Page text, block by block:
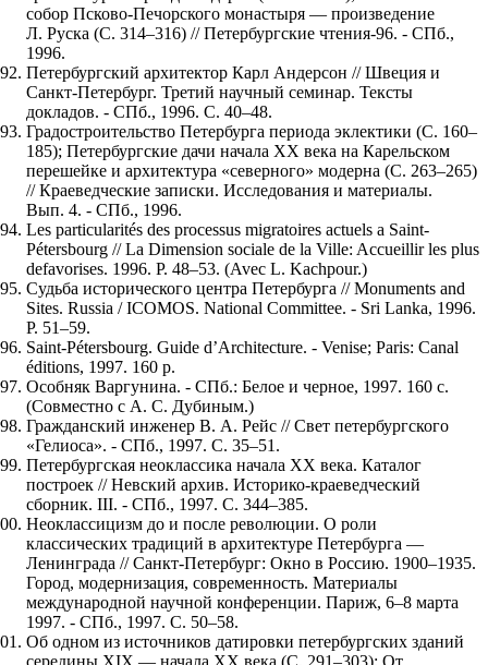
собор Псково-Печорского монастыря — произведение
Л. Руска (С. 314–316) // Петербургские чтения-96. - СПб.,
1996.
Петербургский архитектор Карл Андерсон // Швеция и
Санкт-Петербург. Третий научный семинар. Тексты
докладов. - СПб., 1996. С. 40–48.
Градостроительство Петербурга периода эклектики (С. 160–
185); Петербургские дачи начала XX века на Карельском
перешейке и архитектура «северного» модерна (С. 263–265)
// Краеведческие записки. Исследования и материалы.
Вып. 4. - СПб., 1996.
Les particularités des processus migratoires actuels а Saint-
Pétersbourg // La Dimension sociale de la Ville: Accueillir les plus
defavorises. 1996. P. 48–53. (Avec L. Kachpour.)
Судьба исторического центра Петербурга // Monuments and
Sites. Russia / ICOMOS. National Committee. - Sri Lanka, 1996.
P. 51–59.
Saint-Pétersbourg. Guide d’Architecture. - Venise; Paris: Canal
éditions, 1997. 160 p.
Особняк Варгунина. - СПб.: Белое и черное, 1997. 160 с.
(Совместно с А. С. Дубиным.)
Гражданский инженер В. А. Рейс // Свет петербургского
«Гелиоса». - СПб., 1997. С. 35–51.
Петербургская неоклассика начала XX века. Каталог
построек // Невский архив. Историко-краеведческий
сборник. III. - СПб., 1997. С. 344–385.
Неоклассицизм до и после революции. О роли
классических традиций в архитектуре Петербурга —
Ленинграда // Санкт-Петербург: Окно в Россию. 1900–1935.
Город, модернизация, современность. Материалы
международной научной конференции. Париж, 6–8 марта
1997. - СПб., 1997. С. 50–58.
Об одном из источников датировки петербургских зданий